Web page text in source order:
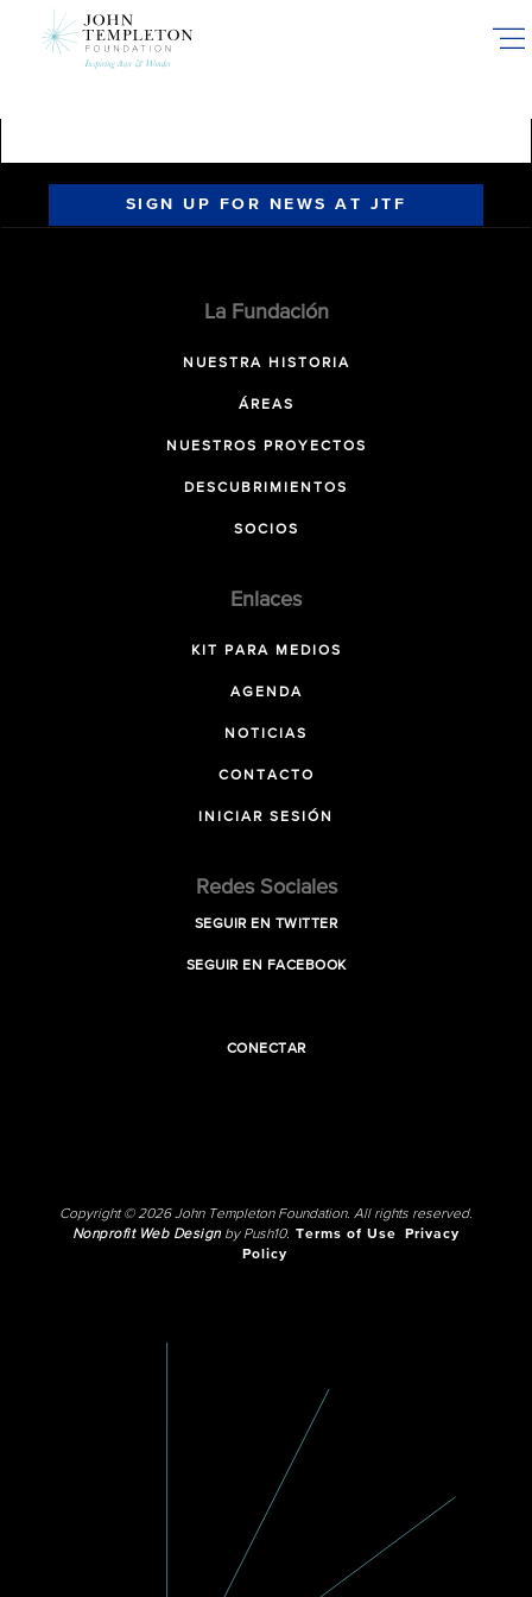
SIGN UP FOR NEWS AT JTF
La Fundación
NUESTRA HISTORIA
ÁREAS
NUESTROS PROYECTOS
DESCUBRIMIENTOS
SOCIOS
Enlaces
KIT PARA MEDIOS
AGENDA
NOTICIAS
CONTACTO
INICIAR SESIÓN
Redes Sociales
SEGUIR EN TWITTER
SEGUIR EN FACEBOOK
CONECTAR
Copyright © 2026 John Templeton Foundation. All rights reserved.
Nonprofit Web Designby Push10. Terms of Use
Privacy
Policy